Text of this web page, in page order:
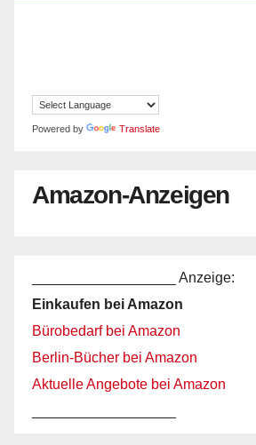
Powered by Translate
Amazon-Anzeigen
__________________ Anzeige:
Einkaufen bei Amazon
Bürobedarf bei Amazon
Berlin-Bücher bei Amazon
Aktuelle Angebote bei Amazon